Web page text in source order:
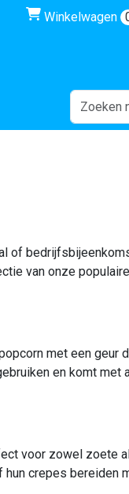
winkelwagen
Winkelwagen
of
van onze
met een geur
en komt met
voor zowel zoete
crepes bereiden